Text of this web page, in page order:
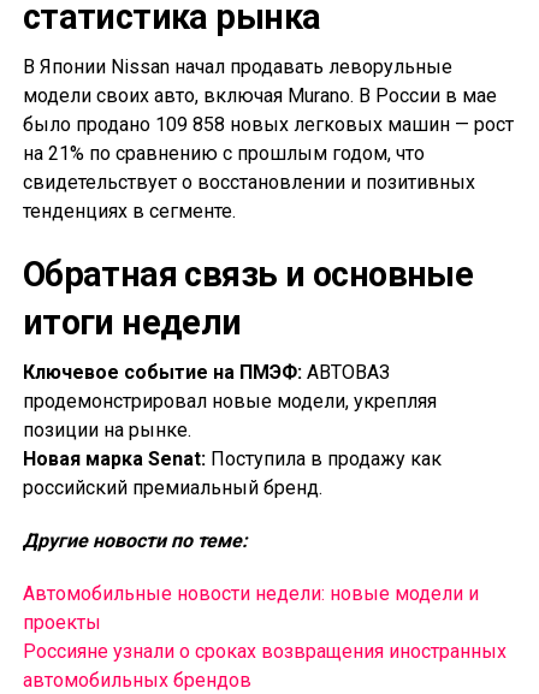
статистика рынка
В Японии Nissan начал продавать леворульные
модели своих авто, включая Murano. В России в мае
было продано 109 858 новых легковых машин — рост
на 21% по сравнению с прошлым годом, что
свидетельствует о восстановлении и позитивных
тенденциях в сегменте.
Обратная связь и основные
итоги недели
Ключевое событие на ПМЭФ:АВТОВАЗ
продемонстрировал новые модели, укрепляя
позиции на рынке.
Новая марка Senat:Поступила в продажу как
российский премиальный бренд.
Другие новости по теме:
Автомобильные новости недели: новые модели и
проекты
Россияне узнали о сроках возвращения иностранных
автомобильных брендов